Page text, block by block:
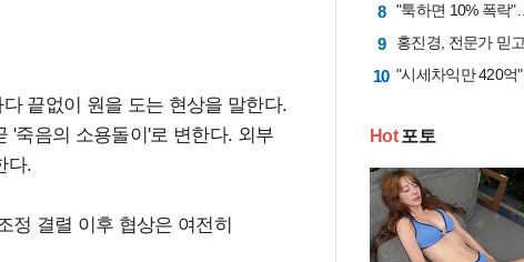
끝없이 원을 도는 현상을 말한다.
'죽음의 소용돌이'로 변한다. 외부
다.
정 결렬 이후 협상은 여전히
8
9
10
Hot포토